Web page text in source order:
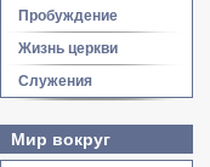
Пробуждение
Жизнь церкви
Служения
Мир вокруг